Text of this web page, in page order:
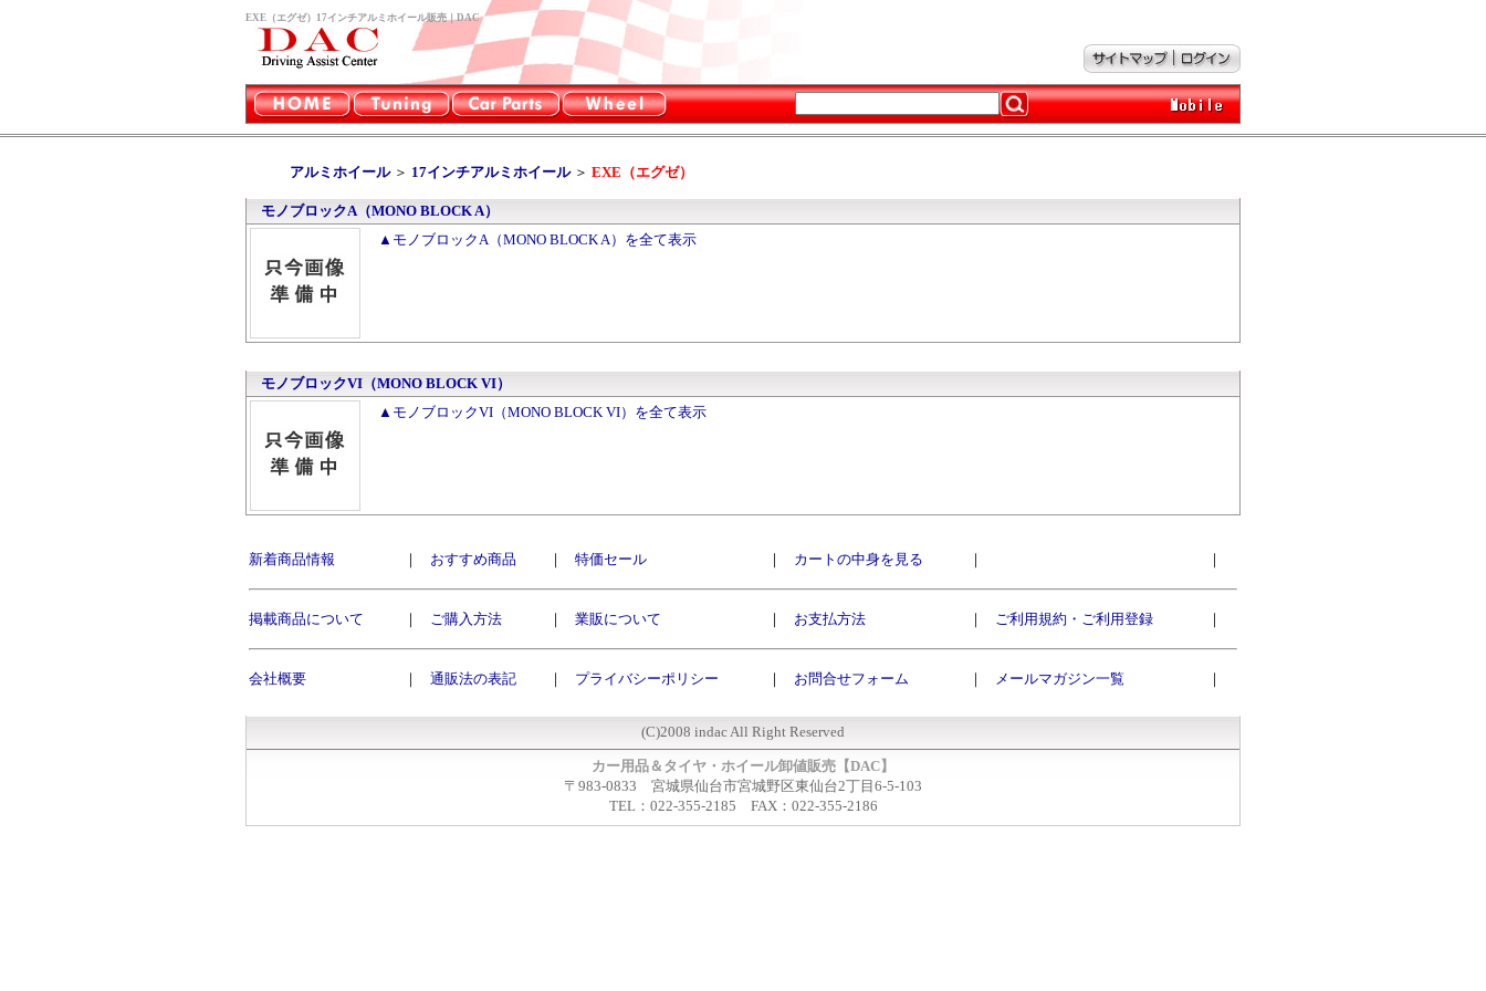
EXE（エグゼ）17インチアルミホイール販売｜DAC
アルミホイール＞ 17インチアルミホイール＞ EXE（エグゼ）
モノブロックA（MONO BLOCK A）
▲モノブロックA（MONO BLOCK A）を全て表示
モノブロックVI（MONO BLOCK VI）
▲モノブロックVI（MONO BLOCK VI）を全て表示
新着商品情報 ｜ おすすめ商品 ｜ 特価セール ｜ カートの中身を見る ｜ ｜
掲載商品について ｜ ご購入方法 ｜ 業販について ｜ お支払方法 ｜ ご利用規約・ご利用登録 ｜
会社概要 ｜ 通販法の表記 ｜ プライバシーポリシー ｜ お問合せフォーム ｜ メールマガジン一覧 ｜
(C)2008 indac All Right Reserved
カー用品＆タイヤ・ホイール卸値販売【DAC】
〒983-0833 宮城県仙台市宮城野区東仙台2丁目6-5-103
TEL：022-355-2185 FAX：022-355-2186